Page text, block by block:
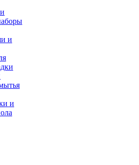
и
и